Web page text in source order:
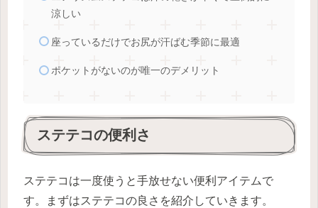
涼しい
座っているだけでお尻が汗ばむ季節に最適
ポケットがないのが唯一のデメリット
ステテコの便利さ
ステテコは一度使うと手放せない便利アイテムで
す。まずはステテコの良さを紹介していきます。